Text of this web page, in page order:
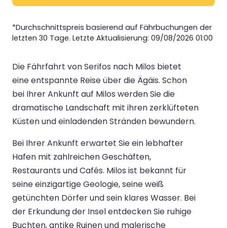
*Durchschnittspreis basierend auf Fährbuchungen der
letzten 30 Tage. Letzte Aktualisierung: 09/08/2026 01:00
Die Fährfahrt von Serifos nach Milos bietet
eine entspannte Reise über die Ägäis. Schon
bei Ihrer Ankunft auf Milos werden Sie die
dramatische Landschaft mit ihren zerklüfteten
Küsten und einladenden Stränden bewundern.
Bei Ihrer Ankunft erwartet Sie ein lebhafter
Hafen mit zahlreichen Geschäften,
Restaurants und Cafés. Milos ist bekannt für
seine einzigartige Geologie, seine weiß
getünchten Dörfer und sein klares Wasser. Bei
der Erkundung der Insel entdecken Sie ruhige
Buchten, antike Ruinen und malerische